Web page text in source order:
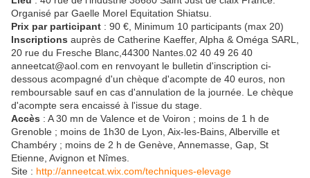
Organisé par Gaelle Morel Equitation Shiatsu.
Prix par participant : 90 €, Minimum 10 participants (max 20)
Inscriptions auprès de Catherine Kaeffer, Alpha & Oméga SARL,
20 rue du Fresche Blanc,44300 Nantes.02 40 49 26 40
anneetcat@aol.com en renvoyant le bulletin d'inscription ci-
dessous acompagné d'un chèque d'acompte de 40 euros, non
remboursable sauf en cas d'annulation de la journée. Le chèque
d'acompte sera encaissé à l'issue du stage.
Accès : A 30 mn de Valence et de Voiron ; moins de 1 h de
Grenoble ; moins de 1h30 de Lyon, Aix-les-Bains, Alberville et
Chambéry ; moins de 2 h de Genève, Annemasse, Gap, St
Etienne, Avignon et Nîmes.
Site : http://anneetcat.wix.com/techniques-elevage